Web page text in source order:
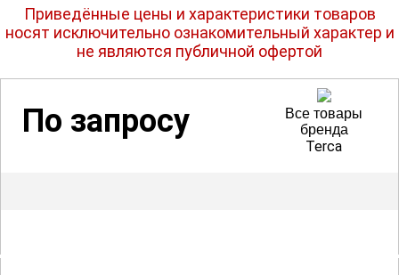
Приведённые цены и характеристики товаров
носят исключительно ознакомительный характер и
не являются публичной офертой
По запросу
Все товары
бренда
Terca